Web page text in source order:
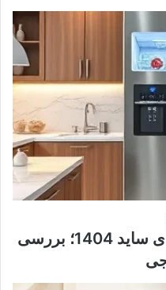
بهترین مارک یخچال ساید بای ساید 1404؛ بررسی